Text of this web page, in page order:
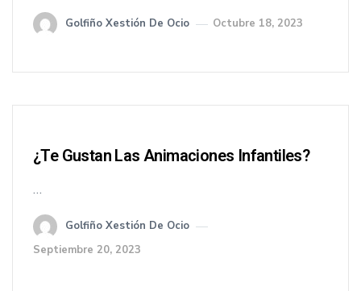
Golfiño Xestión De Ocio Octubre 18, 2023
¿Te Gustan Las Animaciones Infantiles?
…
Golfiño Xestión De Ocio
Septiembre 20, 2023